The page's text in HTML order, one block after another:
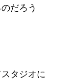
だろう
タジオに